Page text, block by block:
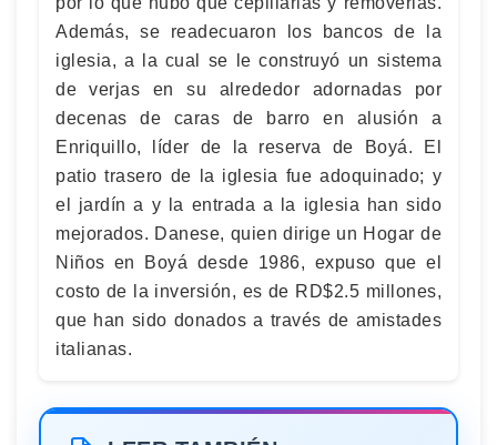
Además, se readecuaron los bancos de la
iglesia, a la cual se le construyó un sistema
de verjas en su alrededor adornadas por
decenas de caras de barro en alusión a
Enriquillo, líder de la reserva de Boyá. El
patio trasero de la iglesia fue adoquinado; y
el jardín a y la entrada a la iglesia han sido
mejorados. Danese, quien dirige un Hogar de
Niños en Boyá desde 1986, expuso que el
costo de la inversión, es de RD$2.5 millones,
que han sido donados a través de amistades
italianas.